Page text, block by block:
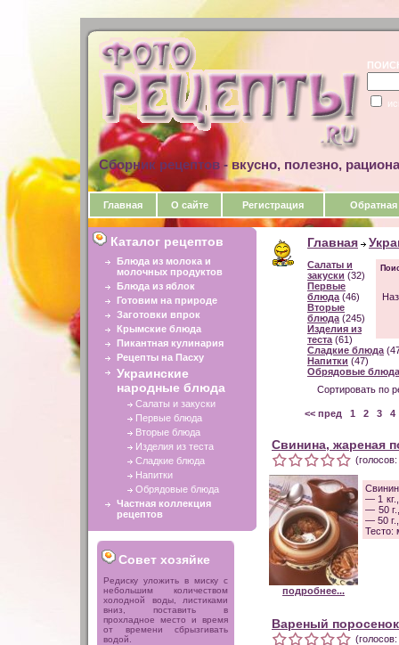
Сборник рецептов - вкусно, полезно,
Главная О сайте Регистрация Обратная
Каталог рецептов
Блюда из молока и
молочных продуктов
Блюда из яблок
Готовим на природе
Заготовки впрок
Крымские блюда
Пикантная кулинария
Рецепты на Пасху
Украинские
народные блюда
Салаты и закуски
Первые блюда
Вторые блюда
Изделия из теста
Сладкие блюда
Напитки
Обрядовые блюда
Частная коллекция
рецептов
Совет хозяйке
Редиску уложить в миску с
небольшим количеством
холодной воды, листиками
вниз, поставить в
прохладное место и время
от времени сбрызгивать
водой.
Главная
Салаты и
закуски (32)
Первые
блюда (46)
Вторые
блюда (245)
Изделия из
теста (61)
Сладкие блюда
Напитки (47)
Обрядовые блюда
Сортировать по
<< пред 1 2 3 4
Свинина, жареная
подробнее...
— 1
— 50
— 50
Тесто:
Вареный